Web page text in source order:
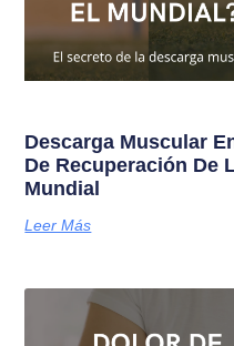
Descarga Muscular
De Recuperación De
Mundial
Leer Más